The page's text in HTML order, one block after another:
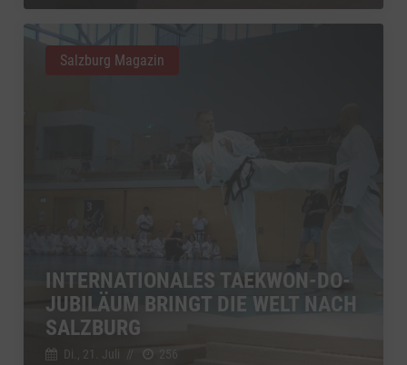
INTERNATIONALES TAEKWON-DO-
JUBILÄUM BRINGT DIE WELT NACH
SALZBURG
Di., 21. Juli // 256
Salzburg Magazin